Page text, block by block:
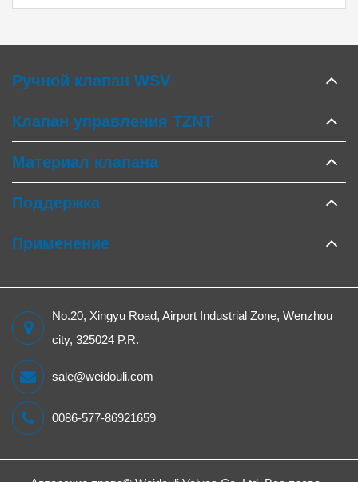
Ручной клапан WSV
Клапан управления TZNT
Материал клапана
Поддержка
Применение
No.20, Xingyu Road, Airport Industrial Zone, Wenzhou
city, 325024 P.R.
sale@weidouli.com
0086-577-86921659